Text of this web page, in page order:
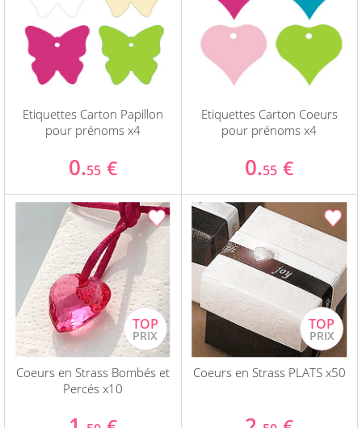
Etiquettes Carton Papillon
pour prénoms x4
0.55 €
Etiquettes Carton Coeurs
pour prénoms x4
0.55 €
Coeurs en Strass Bombés et
Percés x10
Coeurs en Strass PLATS x50